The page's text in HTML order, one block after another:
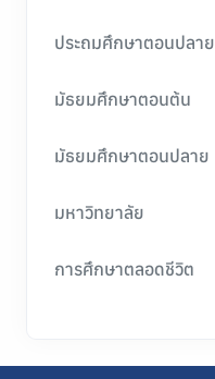
ประถมศึกษาตอนปลาย
มัธยมศึกษาตอนต้น
มัธยมศึกษาตอนปลาย
มหาวิทยาลัย
การศึกษาตลอดชีวิต